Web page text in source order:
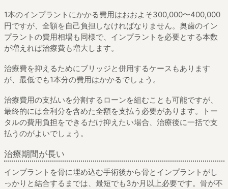
1本のインプラントにかかる費用はおおよそ300,000〜400,000
円ですが、全額を自己負担しなければなりません。奥歯のイン
プラントの費用相場も同様で、インプラントを必要とする本数
が増えれば治療費も増大します。
治療費を抑えるためにブリッジと併用するケースもあります
が、最低でも1本分の費用はかかるでしょう。
治療費用の支払いを分割するローンを組むことも可能ですが、
最終的には金利分を含めた全額を支払う必要があります。トー
タルの費用負担をできるだけ抑えたい場合、治療後に一括で支
払うのがよいでしょう。
治療期間が長い
インプラントを骨に埋め込む手術後から骨とインプラントがし
っかりと結合するまでは、最短でも3か月以上必要です。骨が不